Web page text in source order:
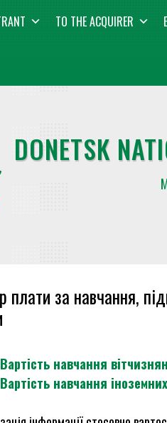
TO THE ACQUIRER
DONETSK
плати за навчання,
Вартість навчання
Вартість навчання